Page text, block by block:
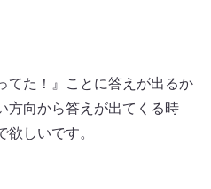
てた！』ことに答えが出るか
方向から答えが出てくる時
欲しいです。